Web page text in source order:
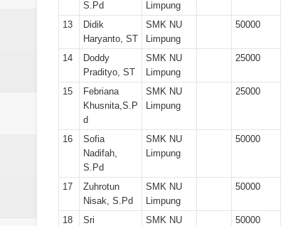
S.Pd
Limpung
13
Didik
Haryanto, ST
SMK NU
Limpung
50000
14
Doddy
Pradityo, ST
SMK NU
Limpung
25000
15
Febriana
Khusnita,S.P
d
SMK NU
Limpung
25000
16
Sofia
Nadifah,
S.Pd
SMK NU
Limpung
50000
17
Zuhrotun
Nisak, S.Pd
SMK NU
Limpung
50000
18
Sri
SMK NU
50000